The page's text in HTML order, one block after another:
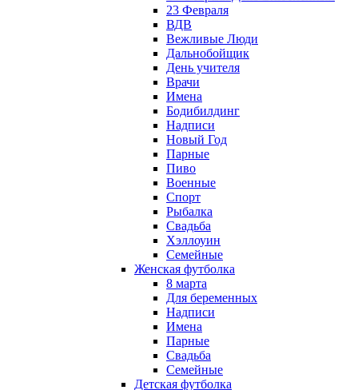
23 Февраля
ВДВ
Вежливые Люди
Дальнобойщик
День учителя
Врачи
Имена
Бодибилдинг
Надписи
Новый Год
Парные
Пиво
Военные
Спорт
Рыбалка
Свадьба
Хэллоуин
Семейные
Женская футболка
8 марта
Для беременных
Надписи
Имена
Парные
Свадьба
Семейные
Детская футболка